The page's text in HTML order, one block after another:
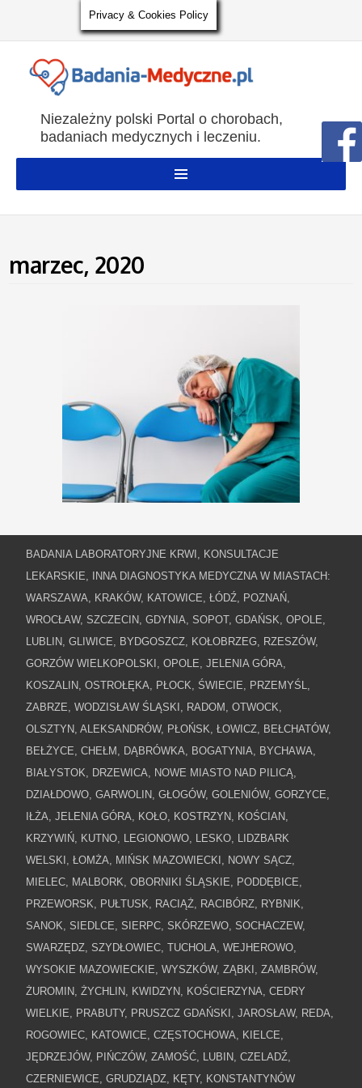
Niezależny polski Portal o chorobach,
badaniach medycznych i leczeniu.
marzec, 2020
To będzie włoski
scenariusz?
BADANIA LABORATORYJNE KRWI, KONSULTACJE
LEKARSKIE, INNA DIAGNOSTYKA MEDYCZNA W MIASTACH:
WARSZAWA, KRAKÓW, KATOWICE, ŁÓDŹ, POZNAŃ,
WROCŁAW, SZCZECIN, GDYNIA, SOPOT, GDAŃSK, OPOLE,
LUBLIN, GLIWICE, BYDGOSZCZ, KOŁOBRZEG, RZESZÓW,
GORZÓW WIELKOPOLSKI, OPOLE, JELENIA GÓRA,
KOSZALIN, OSTROŁĘKA, PŁOCK, ŚWIECIE, PRZEMYŚL,
ZABRZE, WODZISŁAW ŚLĄSKI, RADOM, OTWOCK,
OLSZTYN, ALEKSANDRÓW, PŁOŃSK, ŁOWICZ, BEŁCHATÓW,
BEŁŻYCE, CHEŁM, DĄBRÓWKA, BOGATYNIA, BYCHAWA,
BIAŁYSTOK, DRZEWICA, NOWE MIASTO NAD PILICĄ,
DZIAŁDOWO, GARWOLIN, GŁOGÓW, GOLENIÓW, GORZYCE,
IŁŻA, JELENIA GÓRA, KOŁO, KOSTRZYN, KOŚCIAN,
KRZYWIŃ, KUTNO, LEGIONOWO, LESKO, LIDZBARK
WELSKI, ŁOMŻA, MIŃSK MAZOWIECKI, NOWY SĄCZ,
MIELEC, MALBORK, OBORNIKI ŚLĄSKIE, PODDĘBICE,
PRZEWORSK, PUŁTUSK, RACIĄŻ, RACIBÓRZ, RYBNIK,
SANOK, SIEDLCE, SIERPC, SKÓRZEWO, SOCHACZEW,
SWARZĘDZ, SZYDŁOWIEC, TUCHOLA, WEJHEROWO,
WYSOKIE MAZOWIECKIE, WYSZKÓW, ZĄBKI, ZAMBRÓW,
ŻUROMIN, ŻYCHLIN, KWIDZYN, KOŚCIERZYNA, CEDRY
WIELKIE, PRABUTY, PRUSZCZ GDAŃSKI, JAROSŁAW, REDA,
ROGOWIEC, KATOWICE, CZĘSTOCHOWA, KIELCE,
JĘDRZEJÓW, PIŃCZÓW, ZAMOŚĆ, LUBIN, CZELADŹ,
CZERNIEWICE, GRUDZIĄDZ, KĘTY, KONSTANTYNÓW
Privacy & Cookies Policy